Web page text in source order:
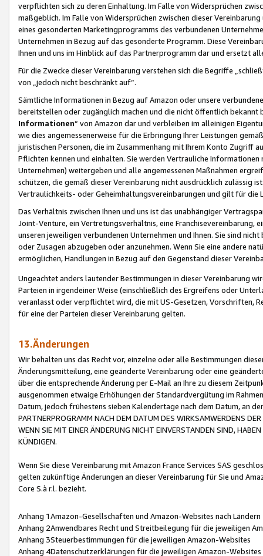
verpflichten sich zu deren Einhaltung. Im Falle von Widersprüchen
maßgeblich. Im Falle von Widersprüchen zwischen dieser
eines gesonderten Marketingprogramms des verbundenen
Unternehmen in Bezug auf das gesonderte Programm. Diese
Ihnen und uns im Hinblick auf das Partnerprogramm dar und ersetzt
Für die Zwecke dieser Vereinbarung verstehen sich die Begriffe
von „jedoch nicht beschränkt auf“.
Sämtliche Informationen in Bezug auf Amazon oder unsere
bereitstellen oder zugänglich machen und die nicht öffentlich
Informationen“ von Amazon dar und verbleiben im alleinigen
wie dies angemessenerweise für die Erbringung Ihrer Leistungen
juristischen Personen, die im Zusammenhang mit Ihrem Konto
Pflichten kennen und einhalten. Sie werden Vertrauliche
Unternehmen) weitergeben und alle angemessenen Maßnahmen
schützen, die gemäß dieser Vereinbarung nicht ausdrücklich zulässig
Vertraulichkeits- oder Geheimhaltungsvereinbarungen und gilt für die
Das Verhältnis zwischen Ihnen und uns ist das unabhängiger
Joint-Venture, ein Vertretungsverhältnis, eine Franchisevereinbarung,
unseren jeweiligen verbundenen Unternehmen und Ihnen. Sie sind
oder Zusagen abzugeben oder anzunehmen. Wenn Sie eine andere
ermöglichen, Handlungen in Bezug auf den Gegenstand dieser
Ungeachtet anders lautender Bestimmungen in dieser Vereinbarung
Parteien in irgendeiner Weise (einschließlich des Ergreifens oder
veranlasst oder verpflichtet wird, die mit US-Gesetzen, Vorschriften,
für eine der Parteien dieser Vereinbarung gelten.
13.Änderungen
Wir behalten uns das Recht vor, einzelne oder alle Bestimmungen
Änderungsmitteilung, eine geänderte Vereinbarung oder eine
über die entsprechende Änderung per E-Mail an Ihre zu diesem
ausgenommen etwaige Erhöhungen der Standardvergütung im
Datum, jedoch frühestens sieben Kalendertage nach dem Datum, an
PARTNERPROGRAMM NACH DEM DATUM DES WIRKSAMWERDENS
WENN SIE MIT EINER ÄNDERUNG NICHT EINVERSTANDEN SIND,
KÜNDIGEN.
Wenn Sie diese Vereinbarung mit Amazon France Services SAS
gelten zukünftige Änderungen an dieser Vereinbarung für Sie und
Core S.à r.l. bezieht.
Anhang 1Amazon-Gesellschaften und Amazon-Websites nach Ländern
Anhang 2Anwendbares Recht und Streitbeilegung für die jeweiligen
Anhang 3Steuerbestimmungen für die jeweiligen Amazon-Websites
Anhang 4Datenschutzerklärungen für die jeweiligen Amazon-Websites